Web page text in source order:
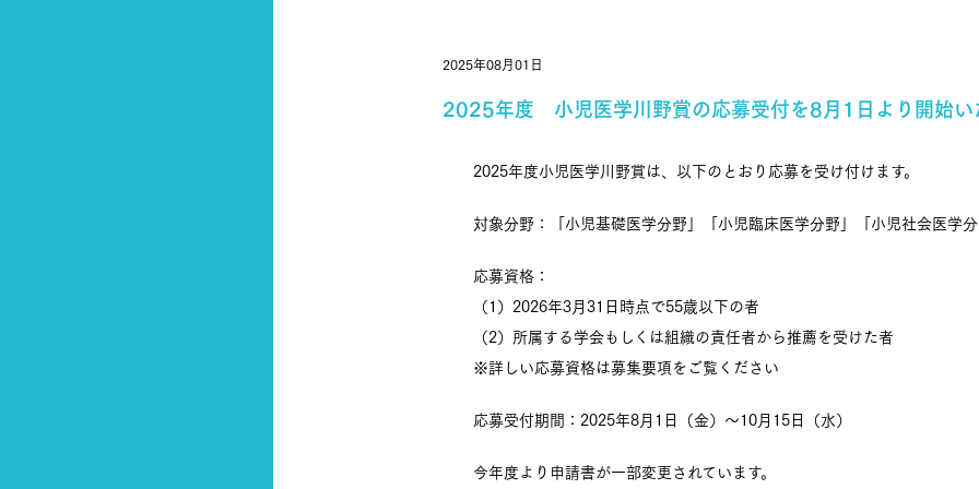
2025年08月01日
2025年度 小児医学川野賞の応募受付を8月1日より開始い
2025年度小児医学川野賞は、以下のとおり応募を受け付けます。
対象分野：「小児基礎医学分野」「小児臨床医学分野」「小児社会医学
応募資格：
（1）2026年3月31日時点で55歳以下の者
（2）所属する学会もしくは組織の責任者から推薦を受けた者
※詳しい応募資格は募集要項をご覧ください
応募受付期間：2025年8月1日（金）～10月15日（水）
今年度より申請書が一部変更されています。